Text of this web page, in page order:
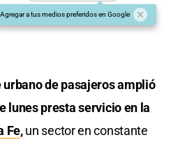
Agregar a tus medios preferidos en Google
de pasajeros amplió
lunes presta servicio en la
Fe,un sector en constante